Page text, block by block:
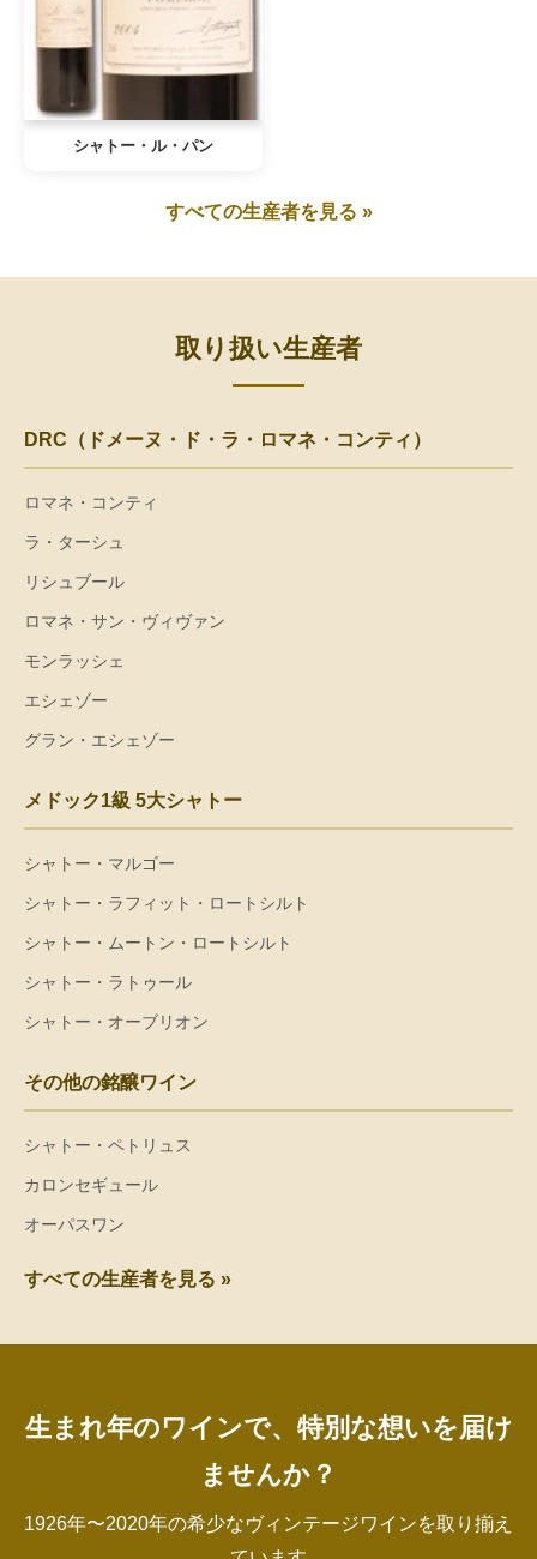
シャトー・ル・パン
すべての生産者を見る »
取り扱い生産者
DRC（ドメーヌ・ド・ラ・ロマネ・コンティ）
ロマネ・コンティ
ラ・ターシュ
リシュブール
ロマネ・サン・ヴィヴァン
モンラッシェ
エシェゾー
グラン・エシェゾー
メドック1級 5大シャトー
シャトー・マルゴー
シャトー・ラフィット・ロートシルト
シャトー・ムートン・ロートシルト
シャトー・ラトゥール
シャトー・オーブリオン
その他の銘醸ワイン
シャトー・ペトリュス
カロンセギュール
オーパスワン
すべての生産者を見る »
生まれ年のワインで、特別な想いを届け
ませんか？
1926年〜2020年の希少なヴィンテージワインを取り揃え